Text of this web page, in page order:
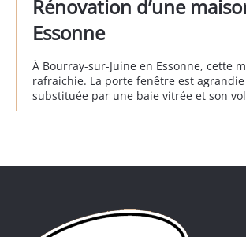
ce […]
Rénovation d’une
Essonne
À Bourray-sur-Juine en Essonne, cette
rafraichie. La porte fenêtre est
substituée par une baie vitrée et son